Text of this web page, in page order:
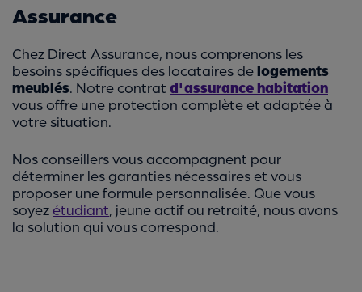
Assurance
Chez Direct Assurance, nous comprenons les
besoins spécifiques des locataires delogements
meublés . Notre contrat d'assurance habitation
vous offre une protection complète et adaptée à
votre situation.
Nos conseillers vous accompagnent pour
déterminer les garanties nécessaires et vous
proposer une formule personnalisée. Que vous
soyez étudiant , jeune actif ou retraité, nous avons
la solution qui vous correspond.